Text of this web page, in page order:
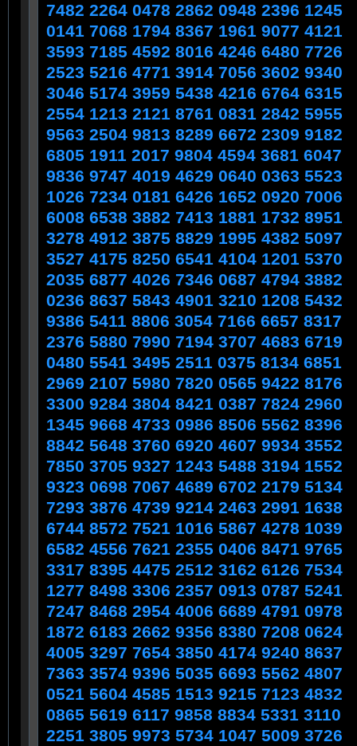
7482 2264 0478 2862 0948 2396 1245
0141 7068 1794 8367 1961 9077 4121
3593 7185 4592 8016 4246 6480 7726
2523 5216 4771 3914 7056 3602 9340
3046 5174 3959 5438 4216 6764 6315
2554 1213 2121 8761 0831 2842 5955
9563 2504 9813 8289 6672 2309 9182
6805 1911 2017 9804 4594 3681 6047
9836 9747 4019 4629 0640 0363 5523
1026 7234 0181 6426 1652 0920 7006
6008 6538 3882 7413 1881 1732 8951
3278 4912 3875 8829 1995 4382 5097
3527 4175 8250 6541 4104 1201 5370
2035 6877 4026 7346 0687 4794 3882
0236 8637 5843 4901 3210 1208 5432
9386 5411 8806 3054 7166 6657 8317
2376 5880 7990 7194 3707 4683 6719
0480 5541 3495 2511 0375 8134 6851
2969 2107 5980 7820 0565 9422 8176
3300 9284 3804 8421 0387 7824 2960
1345 9668 4733 0986 8506 5562 8396
8842 5648 3760 6920 4607 9934 3552
7850 3705 9327 1243 5488 3194 1552
9323 0698 7067 4689 6702 2179 5134
7293 3876 4739 9214 2463 2991 1638
6744 8572 7521 1016 5867 4278 1039
6582 4556 7621 2355 0406 8471 9765
3317 8395 4475 2512 3162 6126 7534
1277 8498 3306 2357 0913 0787 5241
7247 8468 2954 4006 6689 4791 0978
1872 6183 2662 9356 8380 7208 0624
4005 3297 7654 3850 4174 9240 8637
7363 3574 9396 5035 6693 5562 4807
0521 5604 4585 1513 9215 7123 4832
0865 5619 6117 9858 8834 5331 3110
2251 3805 9973 5734 1047 5009 3726